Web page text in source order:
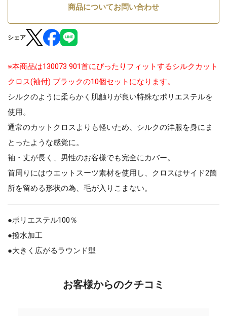
商品についてお問い合わせ
シェア
※本商品は130073 901首にぴったりフィットするシルクカット
クロス(袖付) ブラックの10個セットになります。
シルクのように柔らかく肌触りが良い特殊なポリエステルを
使用。
通常のカットクロスよりも軽いため、シルクの洋服を身にま
とったような感覚に。
袖・丈が長く、男性のお客様でも完全にカバー。
首周りにはウエットスーツ素材を使用し、クロスはサイド2箇
所を留める形状の為、毛が入りこまない。
●ポリエステル100％
●撥水加工
●大きく広がるラウンド型
お客様からのクチコミ